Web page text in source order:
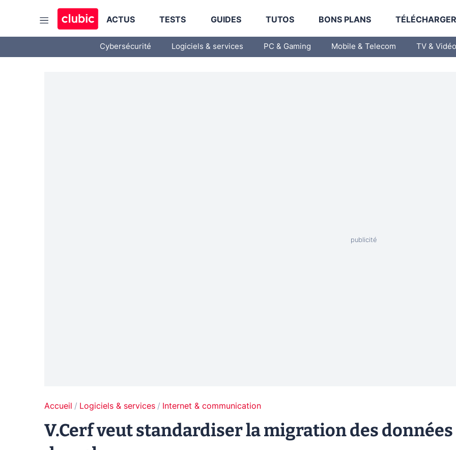
ACTUS TESTS GUIDES TUTOS BONS PLANS
Cybersécurité Logiciels & services PC & Gaming Mobile & Telecom TV & Vidéo
Accueil Logiciels & services Internet & communication
V.Cerf veut standardiser la migration des données